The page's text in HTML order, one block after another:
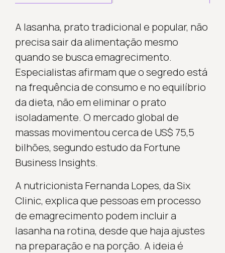
A lasanha, prato tradicional e popular, não
precisa sair da alimentação mesmo
quando se busca emagrecimento.
Especialistas afirmam que o segredo está
na frequência de consumo e no equilíbrio
da dieta, não em eliminar o prato
isoladamente. O mercado global de
massas movimentou cerca de US$ 75,5
bilhões, segundo estudo da Fortune
Business Insights.
A nutricionista Fernanda Lopes, da Six
Clinic, explica que pessoas em processo
de emagrecimento podem incluir a
lasanha na rotina, desde que haja ajustes
na preparação e na porção. A ideia é